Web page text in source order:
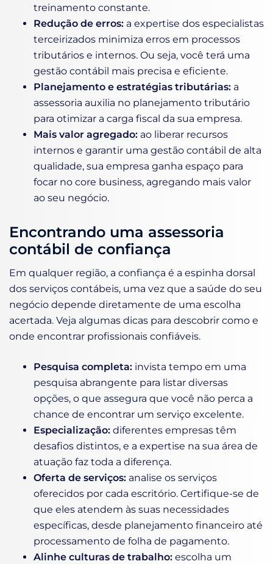
treinamento constante.
Redução de erros: a expertise dos especialistas
terceirizados minimiza erros em processos
tributários e internos. Ou seja, você terá uma
gestão contábil mais precisa e eficiente.
Planejamento e estratégias tributárias: a
assessoria auxilia no planejamento tributário
para otimizar a carga fiscal da sua empresa.
Mais valor agregado: ao liberar recursos
internos e garantir uma gestão contábil de alta
qualidade, sua empresa ganha espaço para
focar no core business, agregando mais valor
ao seu negócio.
Encontrando uma assessoria
contábil de confiança
Em qualquer região, a confiança é a espinha dorsal
dos serviços contábeis, uma vez que a saúde do seu
negócio depende diretamente de uma escolha
acertada. Veja algumas dicas para descobrir como e
onde encontrar profissionais confiáveis.
Pesquisa completa: invista tempo em uma
pesquisa abrangente para listar diversas
opções, o que assegura que você não perca a
chance de encontrar um serviço excelente.
Especialização: diferentes empresas têm
desafios distintos, e a expertise na sua área de
atuação faz toda a diferença.
Oferta de serviços: analise os serviços
oferecidos por cada escritório. Certifique-se de
que eles atendem às suas necessidades
específicas, desde planejamento financeiro até
processamento de folha de pagamento.
Alinhe culturas de trabalho: escolha um